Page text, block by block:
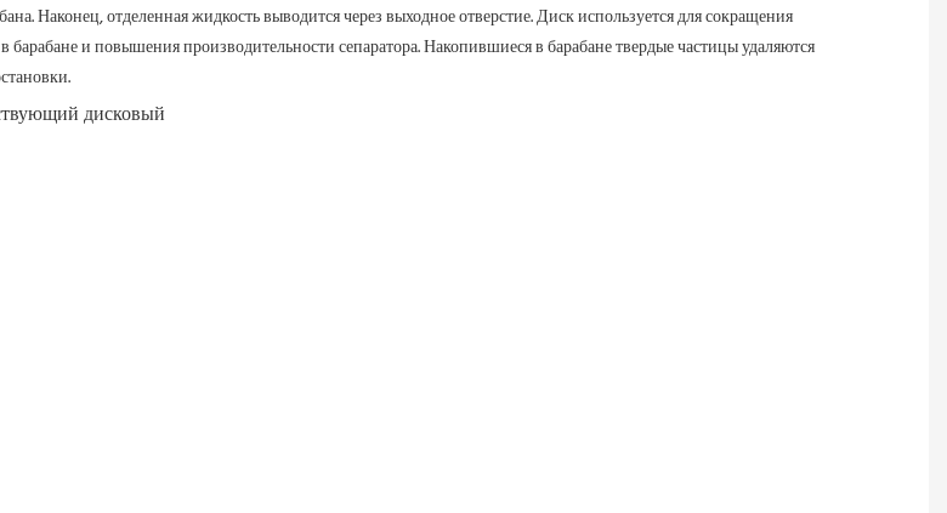
Наконец, отделенная жидкость выводится через выходное отверстие. Диск используется для сокращения
и повышения производительности сепаратора. Накопившиеся в барабане твердые частицы удаляются